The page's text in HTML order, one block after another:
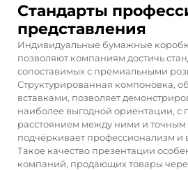
Стандарты
представления
Индивидуальные бумажные
позволяют компаниям достичь
сопоставимых с премиальными
Структурированная компоновка,
вставками, позволяет
наиболее выгодной ориентации, с
расстоянием между ними и
подчёркивает профессионализм и
Такое качество презентации
компаний, продающих товары